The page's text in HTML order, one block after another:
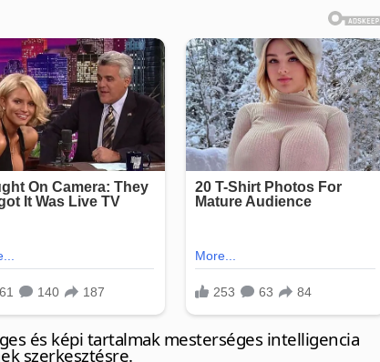
és képi tartalmak mesterséges intelligencia
szerkesztésre.